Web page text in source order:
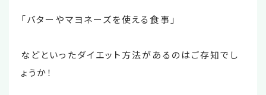
「バターやマヨネーズを使える食事」
などといったダイエット方法があるのはご存知でし
ょうか！